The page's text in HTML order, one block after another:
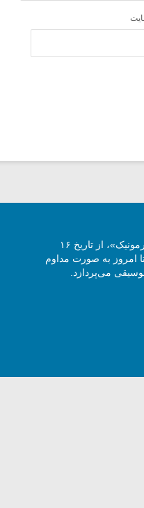
مجله آنلاین موسیقی «گفتگوی هارمونیک»، از تاریخ ۱۶
کرد و تا امروز به صورت مداوم
می‌پردازد.